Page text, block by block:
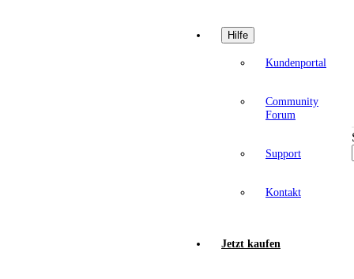
Hilfe
Kundenportal
Community
Forum
Support
Kontakt
Jetzt kaufen